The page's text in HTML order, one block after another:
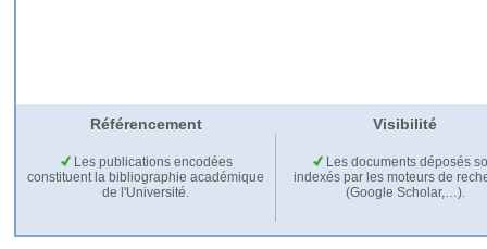
Référencement Visibilité
Les publications encodées
constituent la bibliographie académique
de l'Université.
Les documents déposés
indexés par les moteurs de
(Google Scholar,…).